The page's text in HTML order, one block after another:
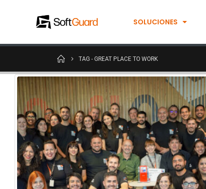
SOLUCIONES
TAG - GREAT PLACE TO WORK